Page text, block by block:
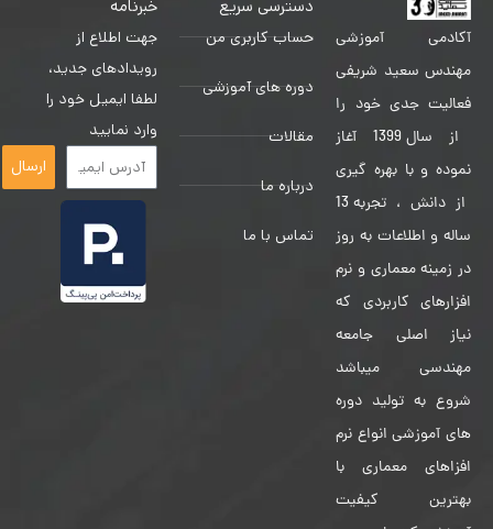
آکادمی آموزشی
مهندس سعید شریفی
فعالیت جدی خود را
از سال 1399 آغاز
نموده و با بهره گیری
از دانش ، تجربه 13
ساله و اطلاعات به روز
در زمینه معماری و نرم
افزارهای کاربردی که
نیاز اصلی جامعه
مهندسی میباشد
شروع به تولید دوره
های آموزشی انواع نرم
افزاهای معماری با
بهترین کیفیت
دسترسی سریع
حساب کاربری من
دوره های آموزشی
مقالات
درباره ما
تماس با ما
خبرنامه
جهت اطلاع از
رویدادهای جدید،
لطفا ایمیل خود را
وارد نمایید
ارسال